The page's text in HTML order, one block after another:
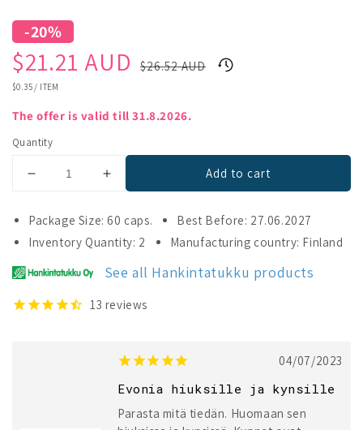
-20%
Sale
price
$21.21 AUD
Regular
price
$26.52 AUD
UNIT
$0.35 / ITEM
The offer is valid till 31.8.2026.
Quantity
Decrease
for
Evonia
Biotin
Plus
Increase
for
Evonia
Biotin
Plus
Add to cart
Package Size: 60 caps.
Best Before: 27.06.2027
Inventory Quantity: 2
Manufacturing country: Finland
See all Hankintatukku products
13 reviews
04/07/2023
Evonia hiuksille ja kynsille
Parasta mitä tiedän. Huomaan sen